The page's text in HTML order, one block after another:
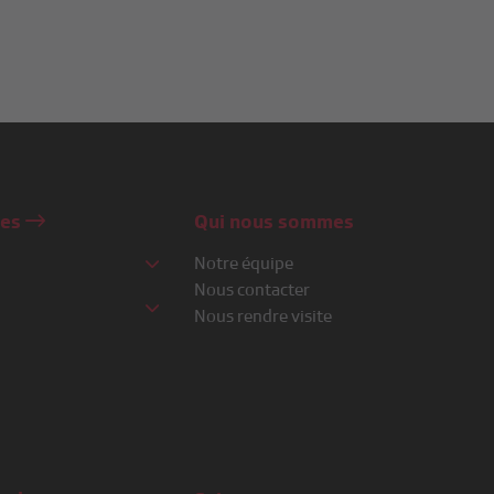
Qui nous sommes
Notre équipe
Nous contacter
Nous rendre visite